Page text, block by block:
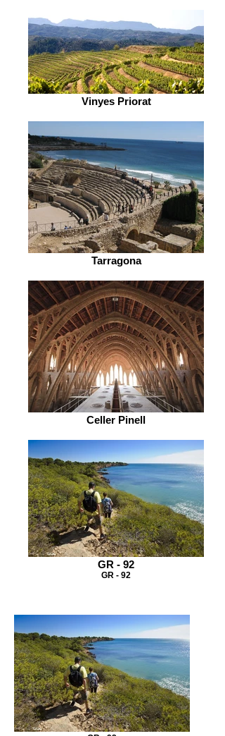
Vinyes Priorat
Tarragona
Celler Pinell
GR - 92
GR - 92